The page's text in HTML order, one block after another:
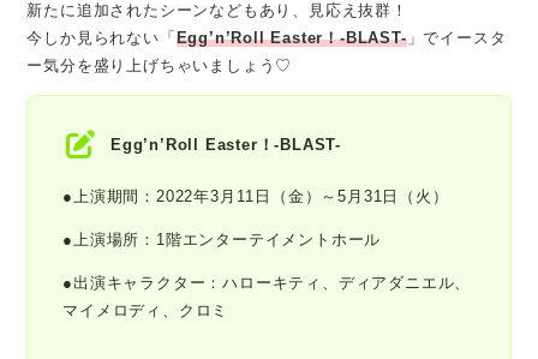
新たに追加されたシーンなどもあり、見応え抜群！
今しか見られない「 Egg’n’Roll Easter！-BLAST-」でイースタ
ー気分を盛り上げちゃいましょう♡
Egg’n’Roll Easter！-BLAST-
●上演期間：2022年3月11日（金）～5月31日（火）
●上演場所：1階エンターテイメントホール
●出演キャラクター：ハローキティ、ディアダニエル、
マイメロディ、クロミ